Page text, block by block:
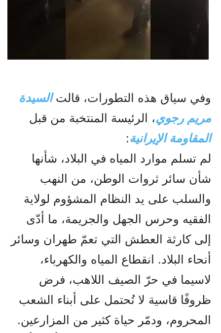
وفي سياق هذه التطورات، قالتالسيدة
مريم رجوي، الرئيسة المنتخبة من قبل
المقاومة الإيرانية:
لم تسلم موارد المياه في البلاد، شأنها
شأن سائر ثروات الوطن، من النهب
والسلب على يد النظام المشؤوم لولاية
الفقيه وحرس الجهل والجريمة، ما أدّى
إلى كارثة العطش التي تعمّ طهران وسائر
أنحاء البلاد. انقطاع المياه والكهرباء،
لاسيما في حرّ الصيف اللاهب، فرض
ظروفًا قاسية لا تُحتمل على أبناء الشعب
المحروم، ودمّر حياة كثير من المزارعين.